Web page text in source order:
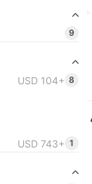
9
USD 104+ 8
USD 743+ 1